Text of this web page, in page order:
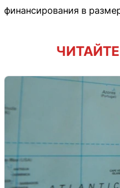
финансирования в